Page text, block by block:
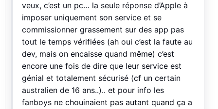
veux, c’est un pc… la seule réponse d’Apple à
imposer uniquement son service et se
commissionner grassement sur des app pas
tout le temps vérifiées (ah oui c’est la faute au
dev, mais on encaisse quand même) c’est
encore une fois de dire que leur service est
génial et totalement sécurisé (cf un certain
australien de 16 ans..).. et pour info les
fanboys ne chouinaient pas autant quand ça a